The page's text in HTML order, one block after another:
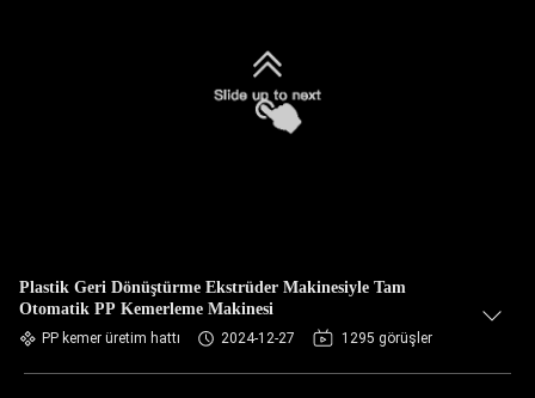
Plastik Geri Dönüştürme Ekstrüder Makinesiyle Tam
Otomatik PP Kemerleme Makinesi
PP kemer üretim hattı 2024-12-27 1295 görüşler